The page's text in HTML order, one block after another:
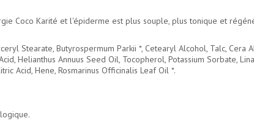
Coco Karité et l'épiderme est plus souple, plus tonique et
Stearate, Butyrospermum Parkii *, Cetearyl Alcohol, Talc,
Helianthus Annuus Seed Oil, Tocopherol, Potassium Sorbate,
Acid, Hene, Rosmarinus Officinalis Leaf Oil *.